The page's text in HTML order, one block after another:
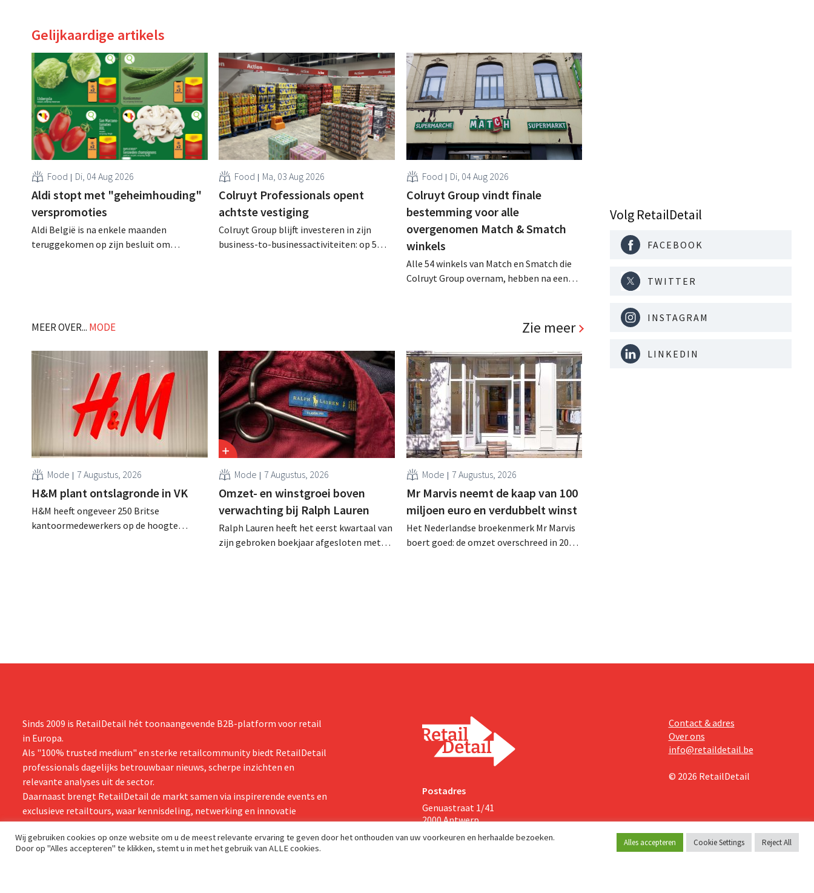
Gelijkaardige artikels
Food Di, 04 Aug 2026
Aldi stopt met "geheimhouding"
verspromoties
Aldi België is na enkele maanden
teruggekomen op zijn besluit om
Food Ma, 03 Aug 2026
Colruyt Professionals opent
achtste vestiging
Colruyt Group blijft investeren in zijn
business-to-businessactiviteiten: op 5
Food Di, 04 Aug 2026
Colruyt Group vindt finale
bestemming voor alle
overgenomen Match & Smatch
winkels
Alle 54 winkels van Match en Smatch die
Colruyt Group overnam, hebben na een
die bestemming voor sommige panden
MEER OVER... MODE Zie meer
Mode 7 Augustus, 2026
H&M plant ontslagronde in VK
H&M heeft ongeveer 250 Britse
kantoormedewerkers op de hoogte
Mode 7 Augustus, 2026
Omzet- en winstgroei boven
verwachting bij Ralph Lauren
Ralph Lauren heeft het eerst kwartaal van
zijn gebroken boekjaar afgesloten met
Mode 7 Augustus, 2026
Mr Marvis neemt de kaap van 100
miljoen euro en verdubbelt winst
Het Nederlandse broekenmerk Mr Marvis
boert goed: de omzet overschreed in 2025
Volg RetailDetail
FACEBOOK
TWITTER
INSTAGRAM
LINKEDIN
Sinds 2009 is RetailDetail hét toonaangevende B2B-platform voor retail
in Europa.
Als "100% trusted medium" en sterke retailcommunity biedt RetailDetail
professionals dagelijks betrouwbaar nieuws, scherpe inzichten en
relevante analyses uit de sector.
Daarnaast brengt RetailDetail de markt samen via inspirerende events en
exclusieve retailtours, waar kennisdeling, netwerking en innovatie
centraal staan.
Postadres
Genuastraat 1/41
2000 Antwerp
Contact & adres
Over ons
info@retaildetail.be
© 2026 RetailDetail
Wij gebruiken cookies op onze website om u de meest relevante ervaring te geven door het onthouden van uw voorkeuren en herhaalde bezoeken.
Door op "Alles accepteren" te klikken, stemt u in met het gebruik van ALLE cookies.
Alles accepteren Cookie Settings Reject All